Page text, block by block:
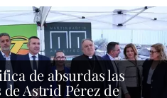
de absurdas las
de Astrid Pérez de